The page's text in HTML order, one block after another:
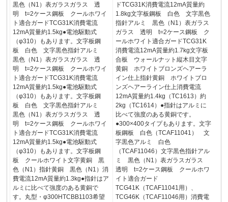
黒色（N1）表ガラスガラス 透
明 t=2ケース鋼板 クールホワイ
ト適合ガードTCG31K消費電流
12mA質量約1.5kg●電池駆動式
（φ310）もあります。文字板鋼
板 白色 文字黒色指針アルミ
黒色（N1）表ガラスガラス 透
明 t=2ケース鋼板 クールホワイ
ト適合ガードTCG31K消費電流
12mA質量約1.5kg●電池駆動式
（φ310）もあります。文字板鋼
板 白色 文字黒色指針アルミ
黒色（N1）表ガラスガラス 透
明 t=2ケース鋼板 クールホワイ
ト適合ガードTCG31K消費電流
12mA質量約1.5kg●電池駆動式
（φ310）もあります。文字板鋼
板 クールホワイト文字黄銅 黒
色（N1）指針黄銅 黒色（N1）消
費電流12mA質量約1.3kg●指針はア
ルミに比べて強度のある黄銅で
す。丸型・φ300HTCBB1103希望
ドTCG31K消費電流12mA質量約
1.8kg文字板鋼板 白色 文字黒色
指針アルミ 黒色（N1）表ガラス
ガラス 透明 t=2ケース鋼板 ク
ールホワイト適合ガードTCG31K
消費電流12mA質量約1.7kg文字板
合板 ウォールナット縦木目文字
黄銅 ホワイトブロンズヘアーラ
イン仕上指針黄銅 ホワイトブロ
ンズヘアーライン仕上消費電流
12mA質量約1.4kg（TC1613）約
2kg（TC1614）●指針はアルミに
比べて強度のある黄銅です。
●300×400タイプもあります。文字
板鋼板 白色（TCAF11041） 文
字黒色アルミ 白色
（TCAF11046）文字黒色指針アル
ミ 黒色（N1）表ガラスガラス
透明 t=2ケース鋼板 クールホワ
イト適合ガード
TCG41K（TCAF11041用）、
TCG46K（TCAF11046用）消費電